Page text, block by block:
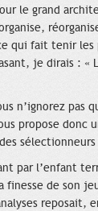
le grand
qui fait tenir les
je dirais :
n’ignorez pas
propose donc
par l’enfant
finesse de son
reposait,